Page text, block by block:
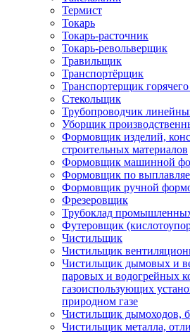
Термист
Токарь
Токарь-расточник
Токарь-револьверщик
Травильщик
Транспортёрщик
Транспортерщик
Стекольщик
Трубопроводчик
Уборщик
Формовщик изделий,
строительных материалов
Формовщик машинной
Формовщик по
Формовщик ручной
Фрезеровщик
Трубоклад
Футеровщик
Чистильщик
Чистильщик
Чистильщик дымовых и
паровых и водогрейных
газоиспользующих
природном газе
Чистильщик дымоходов,
Чистильщик металла,